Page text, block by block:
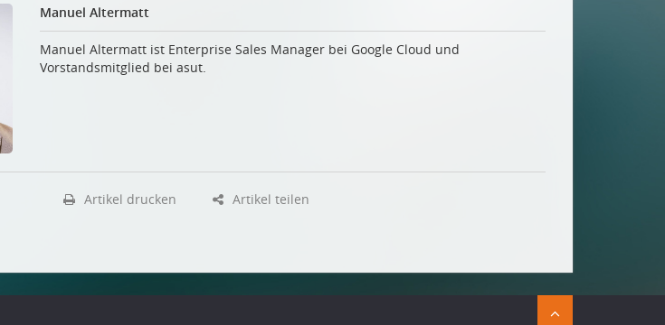
Manuel Altermatt
Manuel Altermatt ist Enterprise Sales Manager bei Google Cloud und
Vorstandsmitglied bei asut.
Artikel drucken Artikel teilen